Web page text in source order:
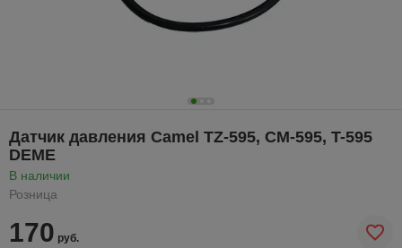
Датчик давления Camel TZ-595, CM-595, T-595
DEME
В наличии
Розница
170 руб.